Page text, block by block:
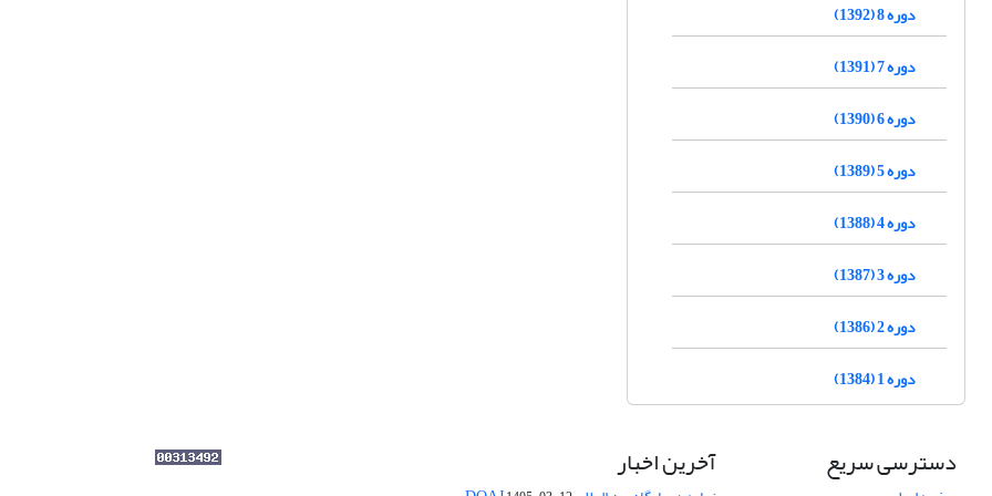
دوره 8 (1392)
دوره 7 (1391)
دوره 6 (1390)
دوره 5 (1389)
دوره 4 (1388)
دوره 3 (1387)
دوره 2 (1386)
دوره 1 (1384)
دسترسی سریع آخرین اخبار